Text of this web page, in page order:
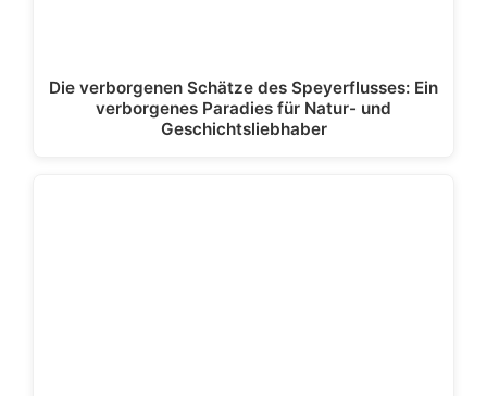
Die verborgenen Schätze des Speyerflusses: Ein
verborgenes Paradies für Natur- und
Geschichtsliebhaber